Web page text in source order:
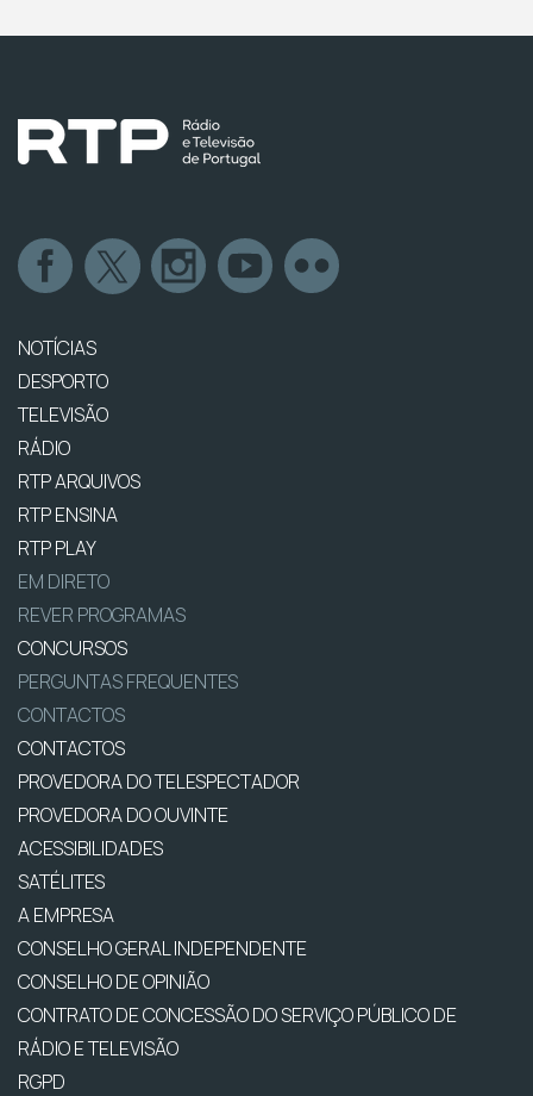
NOTÍCIAS
DESPORTO
TELEVISÃO
RÁDIO
RTP ARQUIVOS
RTP ENSINA
RTP PLAY
EM DIRETO
REVER PROGRAMAS
CONCURSOS
PERGUNTAS FREQUENTES
CONTACTOS
CONTACTOS
PROVEDORA DO TELESPECTADOR
PROVEDORA DO OUVINTE
ACESSIBILIDADES
SATÉLITES
A EMPRESA
CONSELHO GERAL INDEPENDENTE
CONSELHO DE OPINIÃO
CONTRATO DE CONCESSÃO DO SERVIÇO PÚBLICO DE
RÁDIO E TELEVISÃO
RGPD